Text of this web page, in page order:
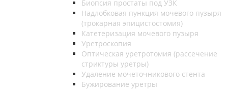
Биопсия простаты под УЗК
Надлобковая пункция мочевого пузыря
(трокарная эпицистостомия)
Катетеризация мочевого пузыря
Уретроскопия
Оптическая уретротомия (рассечение
стриктуры уретры)
Удаление мочеточникового стента
Бужирование уретры